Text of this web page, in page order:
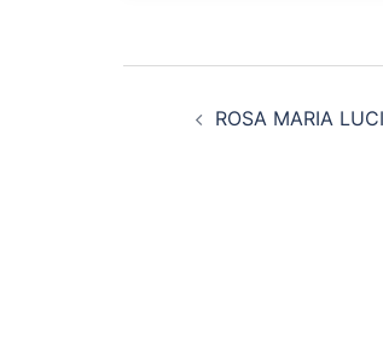
articolo
ROSA MARIA